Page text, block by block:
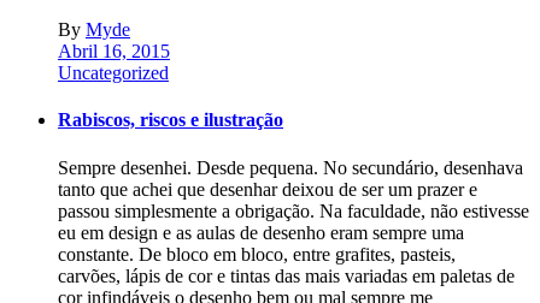
By Myde
Abril 16, 2015
Uncategorized
Rabiscos, riscos e ilustração
Sempre desenhei. Desde pequena. No secundário, desenhava
tanto que achei que desenhar deixou de ser um prazer e
passou simplesmente a obrigação. Na faculdade, não estivesse
eu em design e as aulas de desenho eram sempre uma
constante. De bloco em bloco, entre grafites, pasteis,
carvões, lápis de cor e tintas das mais variadas em paletas de
cor infindáveis o desenho bem ou mal sempre me